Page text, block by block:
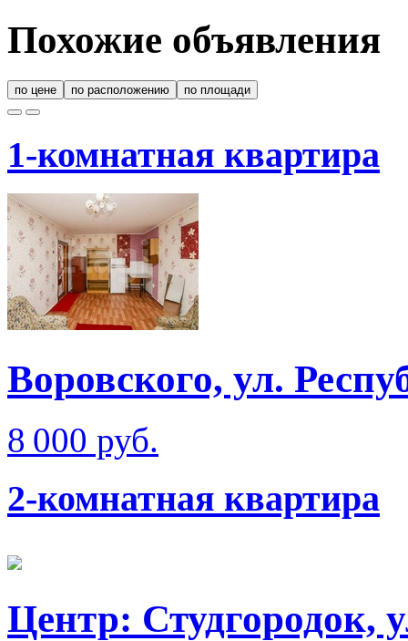
Похожие объявления
по цене по расположению по площади
1-комнатная квартира
Воровского, ул.
8 000 руб.
2-комнатная квартира
Центр: Студгородок,